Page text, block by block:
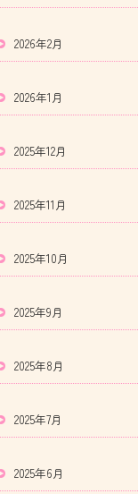
2026年2月
2026年1月
2025年12月
2025年11月
2025年10月
2025年9月
2025年8月
2025年7月
2025年6月